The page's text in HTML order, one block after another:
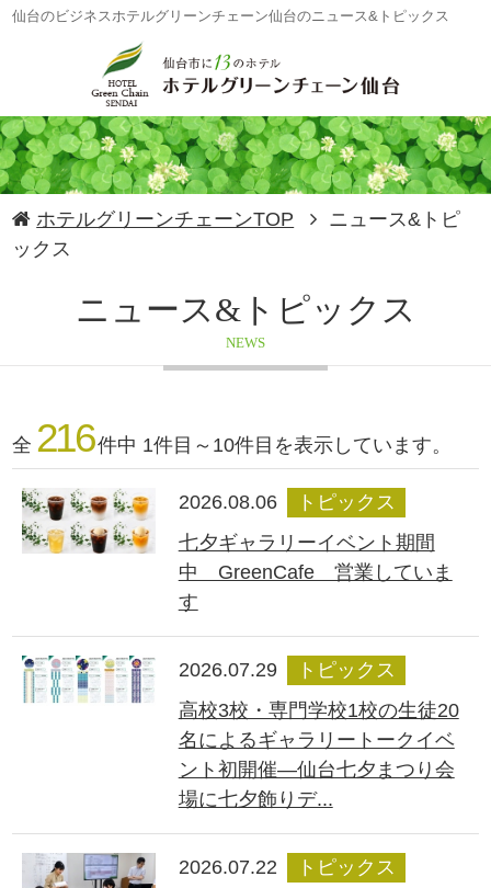
仙台のビジネスホテルグリーンチェーン仙台のニュース&トピックス
ホテルグリーンチェーンTOP
ニュース&トピ
ックス
ニュース&トピックス
NEWS
全 216 件中 1件目～10件目を表示しています。
2026.08.06
トピックス
七夕ギャラリーイベント期間
中 GreenCafe 営業していま
す
2026.07.29
トピックス
高校3校・専門学校1校の生徒20
名によるギャラリートークイベ
ント初開催―仙台七夕まつり会
場に七夕飾りデ...
2026.07.22
トピックス